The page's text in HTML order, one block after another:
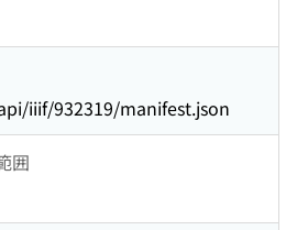
iiif/932319/manifest.json
囲